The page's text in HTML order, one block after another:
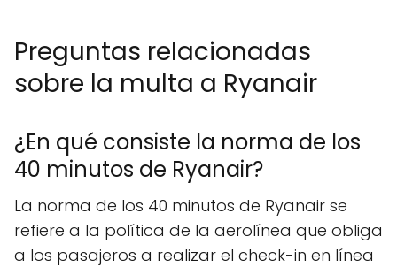
Preguntas relacionadas
sobre la multa a Ryanair
¿En qué consiste la norma de los
40 minutos de Ryanair?
La norma de los 40 minutos de Ryanair se
refiere a la política de la aerolínea que obliga
a los pasajeros a realizar el check-in en línea